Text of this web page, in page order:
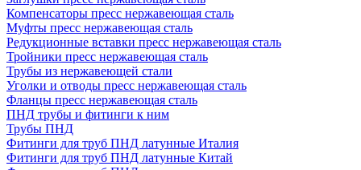
Компенсаторы пресс нержавеющая сталь
Муфты пресс нержавеющая сталь
Редукционные вставки пресс нержавеющая сталь
Тройники пресс нержавеющая сталь
Трубы из нержавеющей стали
Уголки и отводы пресс нержавеющая сталь
Фланцы пресс нержавеющая сталь
ПНД трубы и фитинги к ним
Трубы ПНД
Фитинги для труб ПНД латунные Италия
Фитинги для труб ПНД латунные Китай